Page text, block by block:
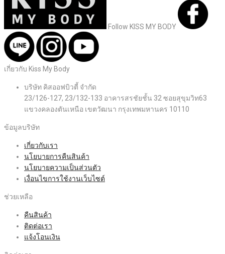
Follow KISS MY BODY
เกี่ยวกับ Kiss My Body
บริษัท คิสออฟบิวตี้ จำกัด
23/126-127, 23/132-133 อาคารสรชัยชั้น 32 ซอยสุขุมวิท63
แขวงคลองตันเหนือ เขตวัฒนา กรุงเทพมหานคร 10110
ข้อมูลบริษัท
เกี่ยวกับเรา
นโยบายการคืนสินค้า
นโยบายความเป็นส่วนตัว
เงื่อนไขการใช้งานเว็บไซต์
ช่วยเหลือ
คืนสินค้า
ติดต่อเรา
แจ้งโอนเงิน